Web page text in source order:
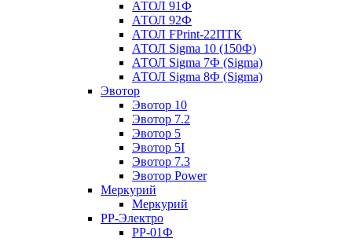
АТОЛ 91Ф
АТОЛ 92Ф
АТОЛ FPrint-22ПТК
АТОЛ Sigma 10 (150Ф)
АТОЛ Sigma 7Ф (Sigma)
АТОЛ Sigma 8Ф (Sigma)
Эвотор
Эвотор 10
Эвотор 7.2
Эвотор 5
Эвотор 5I
Эвотор 7.3
Эвотор Power
Меркурий
Меркурий
РР-Электро
РР-01Ф